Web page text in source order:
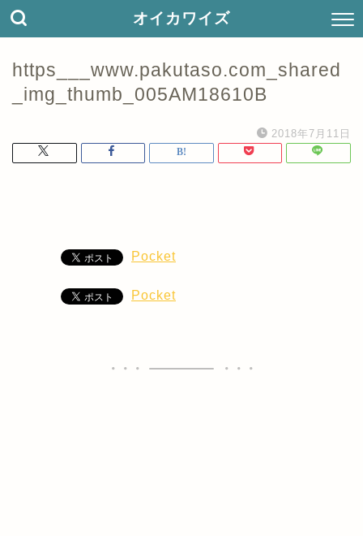
オイカワイズ
https___www.pakutaso.com_shared
_img_thumb_005AM18610B
2018年7月11日
Pocket
Pocket